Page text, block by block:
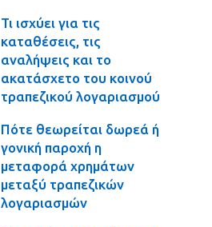
Τι ισχύει για τις
καταθέσεις, τις
αναλήψεις και το
ακατάσχετο του κοινού
τραπεζικού λογαριασμού
Πότε θεωρείται δωρεά ή
γονική παροχή η
μεταφορά χρημάτων
μεταξύ τραπεζικών
λογαριασμών